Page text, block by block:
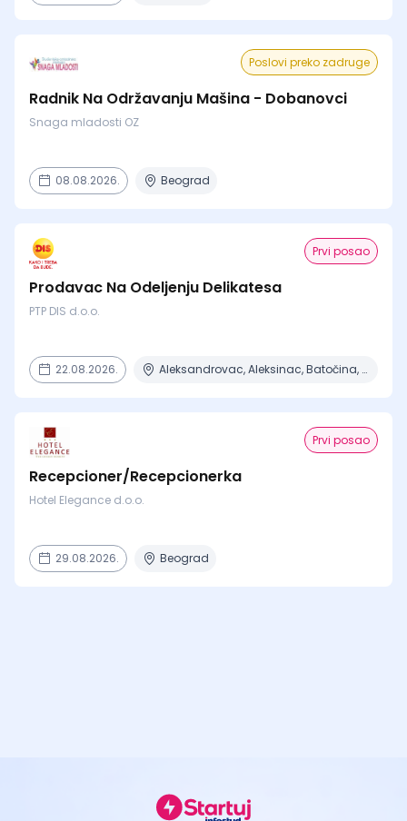
Poslovi preko zadruge
Radnik Na Održavanju Mašina - Dobanovci
Snaga mladosti OZ
08.08.2026. Beograd
Prvi posao
Prodavac Na Odeljenju Delikatesa
PTP DIS d.o.o.
22.08.2026. Aleksandrovac, Aleksinac, Batočina, Beograd, Čačak + 15 mesta
Prvi posao
Recepcioner/Recepcionerka
Hotel Elegance d.o.o.
29.08.2026. Beograd